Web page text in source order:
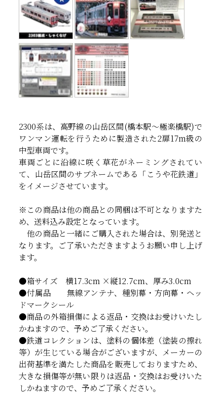
2300系は、高野線の山岳区間(橋本駅～極楽橋駅)で
ワンマン運転を行うために製造された2扉17m級の
中型車両です。
車両ごとに沿線に咲く草花がネーミングされてい
て、山岳区間のサブネームである「こうや花鉄道」
をイメージさせています。
※この商品は他の商品との同梱は不可となりますた
め、送料込み設定となっています。
他の商品と一緒にご購入された場合は、別発送と
なります。ご了承いただきますようお願い申し上げ
ます。
●箱サイズ 横17.3cm ×縦12.7cm、厚み3.0cm
●付属品 無線アンテナ、種別幕・方向幕・ヘッ
ドマークシール
●商品の外箱損傷による返品・交換はお受けいたし
かねますので、予めご了承ください。
●鉄道コレクションは、塗料の個体差（塗装の擦れ
等）が生じている場合がございますが、メーカーの
出荷基準を満たした商品を販売しておりますため、
大きな損傷等が無い限りは返品・交換はお受けいた
しかねますので、予めご了承ください。